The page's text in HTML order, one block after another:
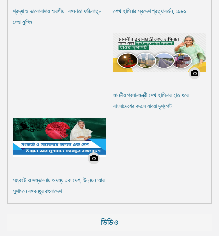
শ্রদ্ধা ও ভালোবাসায় স্মরণীয় : বঙ্গমাতা ফজিলাতুন
নেছা মুজিব
শেখ হাসিনার স্বদেশ প্রত্যাবর্তন, ১৯৮১
মাননীয় প্রধানমন্ত্রী শেখ হাসিনার হাত ধরে
বাংলাদেশের বদলে যাওয়া দৃশ্যপট
সঙ্কটে ও সম্ভাবনায় অদম্য এক দেশ, উন্নয়ন আর
সুশাসনে বঙ্গবন্ধুর বাংলাদেশ
ভিডিও